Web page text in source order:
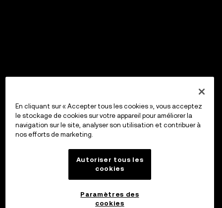
En cliquant sur « Accepter tous les cookies », vous acceptez
le stockage de cookies sur votre appareil pour améliorer la
navigation sur le site, analyser son utilisation et contribuer à
nos efforts de marketing.
Autoriser tous les
cookies
Paramètres des
cookies